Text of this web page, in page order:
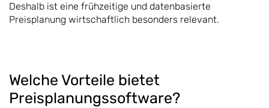
Deshalb ist eine frühzeitige und datenbasierte
Preisplanung wirtschaftlich besonders relevant.
Welche Vorteile bietet
Preisplanungssoftware?